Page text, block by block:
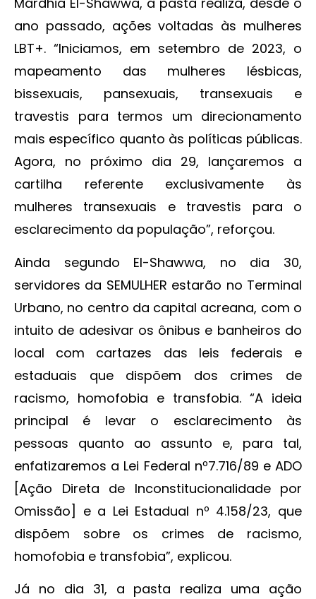
ano passado, ações voltadas às mulheres
LBT+. “Iniciamos, em setembro de 2023, o
mapeamento das mulheres lésbicas,
bissexuais, pansexuais, transexuais e
travestis para termos um direcionamento
mais específico quanto às políticas públicas.
Agora, no próximo dia 29, lançaremos a
cartilha referente exclusivamente às
mulheres transexuais e travestis para o
esclarecimento da população”, reforçou.
Ainda segundo El-Shawwa, no dia 30,
servidores da SEMULHER estarão no Terminal
Urbano, no centro da capital acreana, com o
intuito de adesivar os ônibus e banheiros do
local com cartazes das leis federais e
estaduais que dispõem dos crimes de
racismo, homofobia e transfobia. “A ideia
principal é levar o esclarecimento às
pessoas quanto ao assunto e, para tal,
enfatizaremos a Lei Federal nº7.716/89 e ADO
[Ação Direta de Inconstitucionalidade por
Omissão] e a Lei Estadual nº 4.158/23, que
dispõem sobre os crimes de racismo,
homofobia e transfobia”, explicou.
Já no dia 31, a pasta realiza uma ação